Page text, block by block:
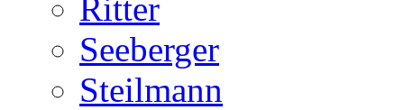
Ritter
Seeberger
Steilmann